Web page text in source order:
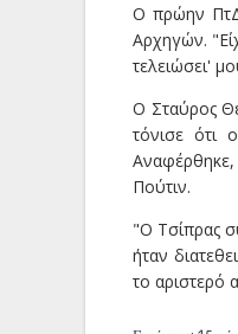
Ο πρώην ΠτΔ
Αρχηγών.
τελειώσει'
Ο Σταύρος
τόνισε ότι
Αναφέρθηκε,
Πούτιν.
"Ο Τσίπρας
ήταν
το αριστερό